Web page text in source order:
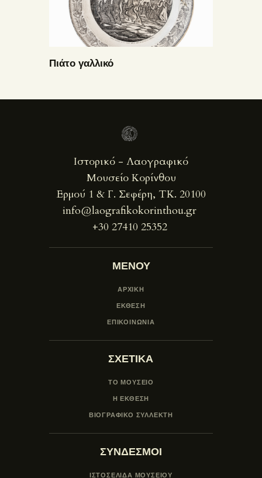
Πιάτο γαλλικό
Ιστορικό - Λαογραφικό
Μουσείο Κορίνθου
Ερμού 1 & Γ. Σεφέρη, ΤΚ. 20100
info@laografikokorinthou.gr
+30 27410 25352
ΜΕΝΟΥ
ΑΡΧΙΚΗ
ΕΚΘΕΣΗ
ΕΠΙΚΟΙΝΩΝΙΑ
ΣΧΕΤΙΚΑ
ΤΟ ΜΟΥΣΕΙΟ
Η ΕΚΘΕΣΗ
ΒΙΟΓΡΑΦΙΚΟ ΣΥΛΛΕΚΤΗ
ΣΥΝΔΕΣΜΟΙ
ΙΣΤΟΣΕΛΙΔΑ ΜΟΥΣΕΊΟΥ